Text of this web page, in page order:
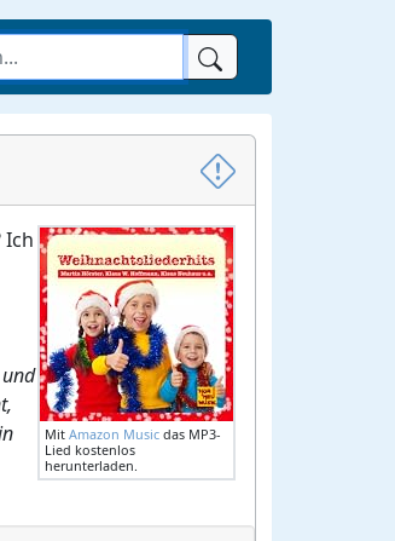
Mit Amazon Music das MP3-
Lied kostenlos
herunterladen.
Ich